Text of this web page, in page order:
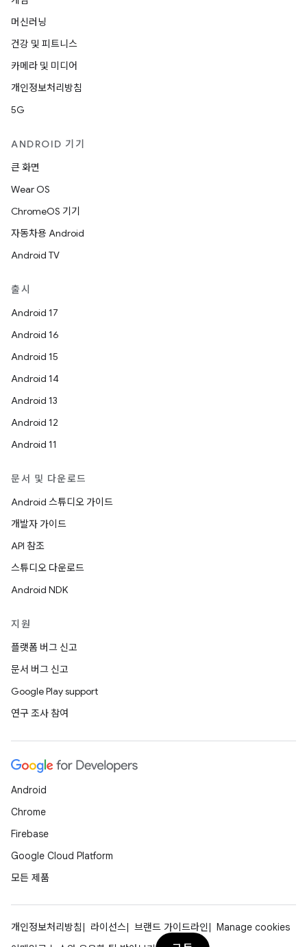
머신러닝
건강 및 피트니스
카메라 및 미디어
개인정보처리방침
5G
ANDROID 기기
큰 화면
Wear OS
ChromeOS 기기
자동차용 Android
Android TV
출시
Android 17
Android 16
Android 15
Android 14
Android 13
Android 12
Android 11
문서 및 다운로드
Android 스튜디오 가이드
개발자 가이드
API 참조
스튜디오 다운로드
Android NDK
지원
플랫폼 버그 신고
문서 버그 신고
Google Play support
연구 조사 참여
Android
Chrome
Firebase
Google Cloud Platform
모든 제품
개인정보처리방침 라이선스 브랜드 가이드라인
Manage cookies